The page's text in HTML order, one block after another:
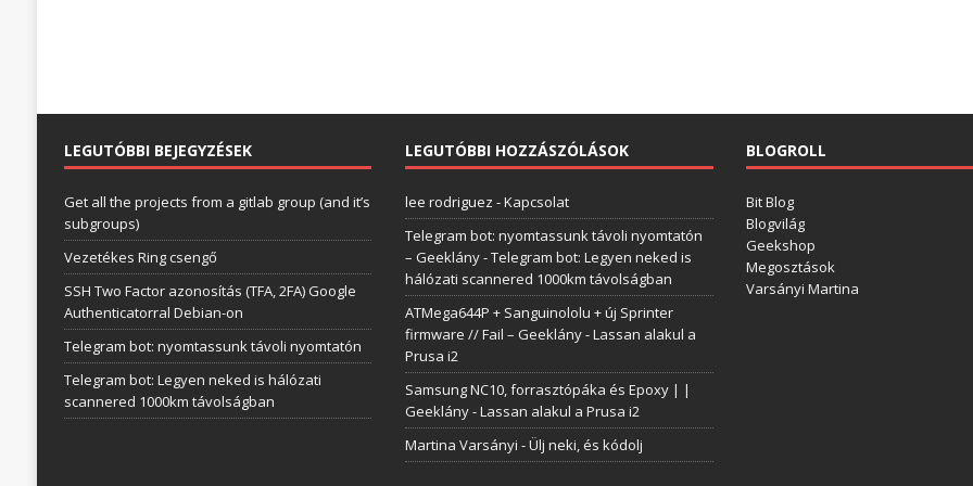
LEGUTÓBBI BEJEGYZÉSEK
Get all the projects from a gitlab group (and it’s
subgroups)
Vezetékes Ring csengő
SSH Two Factor azonosítás (TFA, 2FA) Google
Authenticatorral Debian-on
Telegram bot: nyomtassunk távoli nyomtatón
Telegram bot: Legyen neked is hálózati
scannered 1000km távolságban
LEGUTÓBBI HOZZÁSZÓLÁSOK
lee rodriguez -Kapcsolat
Telegram bot: nyomtassunk távoli nyomtatón
– Geeklány-Telegram bot: Legyen neked is
hálózati scannered 1000km távolságban
ATMega644P + Sanguinololu + új Sprinter
firmware // Fail – Geeklány-Lassan alakul a
Prusa i2
Samsung NC10, forrasztópáka és Epoxy | |
Geeklány-Lassan alakul a Prusa i2
Martina Varsányi -Ülj neki, és kódolj
BLOGROLL
Bit Blog
Blogvilág
Geekshop
Megosztások
Varsányi Martina